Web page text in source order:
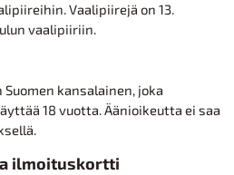
Vaalipiirejä on 13.
vaalipiiriin.
kansalainen, joka
18 vuotta. Äänioikeutta ei saa
ilmoituskortti